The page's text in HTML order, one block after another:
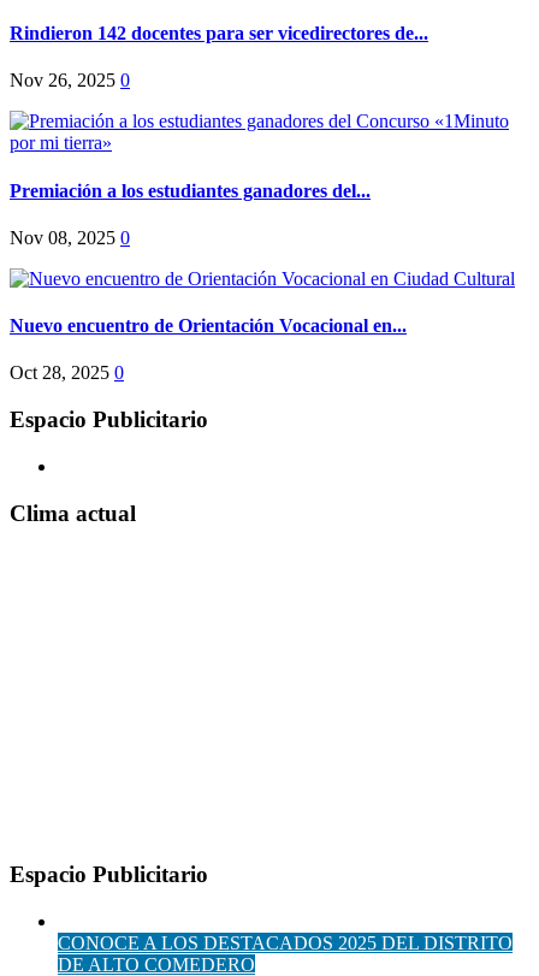
Rindieron 142 docentes para ser vicedirectores de...
Nov 26, 2025 0
Premiación a los estudiantes ganadores del...
Nov 08, 2025 0
Nuevo encuentro de Orientación Vocacional en...
Oct 28, 2025 0
Espacio Publicitario
Clima actual
Espacio Publicitario
CONOCE A LOS DESTACADOS 2025 DEL DISTRITO
DE ALTO COMEDERO